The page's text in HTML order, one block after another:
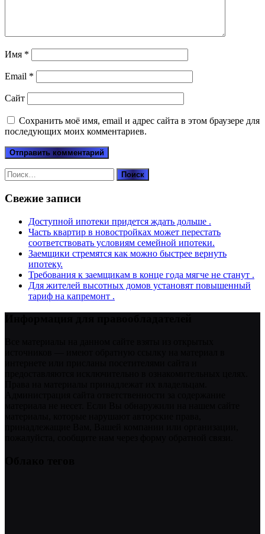
Имя *
Email *
Сайт
Сохранить моё имя, email и адрес сайта в этом браузере для
последующих моих комментариев.
Найти:
Свежие записи
Доступной ипотеки придется ждать дольше .
Часть квартир в новостройках может перестать
соответствовать условиям семейной ипотеки.
Заемщики стремятся как можно быстрее вернуть
ипотеку.
Требования к заемщикам в конце года мягче не станут .
Для жителей высотных домов установят повышенный
тариф на капремонт .